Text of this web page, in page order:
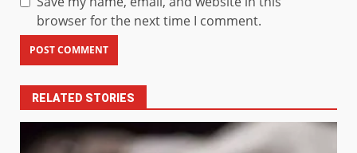
browser for the next time I comment.
RELATED STORIES